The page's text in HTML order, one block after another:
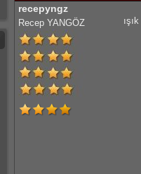
recepyngz
Recep YANGÖZ